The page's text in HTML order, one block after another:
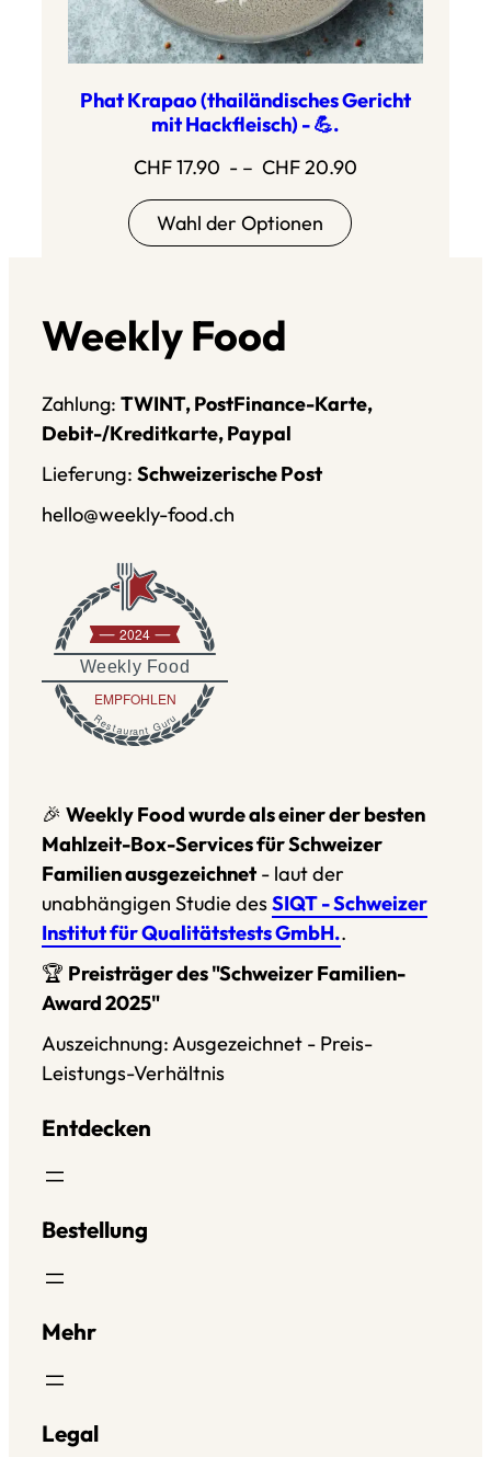
Phat Krapao (thailändisches Gericht
mit Hackfleisch) - 💪.
CHF17.90 - – CHF20.90
Wahl der Optionen
Weekly Food
Zahlung: TWINT, PostFinance-Karte,
Debit-/Kreditkarte, Paypal
Lieferung: Schweizerische Post
hello@weekly-food.ch
Weekly Food
2024
EMPFOHLEN
Restaurant Guru
🎉 Weekly Food wurde als einer der besten
Mahlzeit-Box-Services für Schweizer
Familien ausgezeichnet - laut der
unabhängigen Studie desSIQT - Schweizer
Institut für Qualitätstests GmbH..
🏆 Preisträger des "Schweizer Familien-
Award 2025"
Auszeichnung: Ausgezeichnet - Preis-
Leistungs-Verhältnis
Entdecken
Bestellung
Mehr
Legal